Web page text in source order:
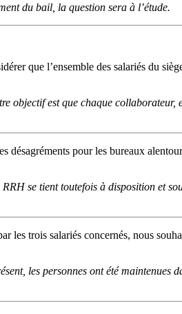
du bail, la question sera à l’étude.
que l’ensemble des salariés du
objectif est que chaque
désagréments pour les bureaux
se tient toutefois à disposition et
les trois salariés concernés, nous
les personnes ont été maintenues